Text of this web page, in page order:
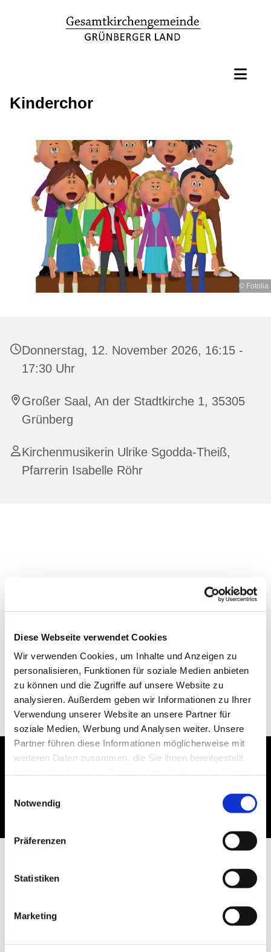
Diese Webseite verwendet Cookies
Wir verwenden Cookies, um Inhalte und Anzeigen zu
personalisieren, Funktionen für soziale Medien anbieten
zu können und die Zugriffe auf unsere Website zu
analysieren. Außerdem geben wir Informationen zu Ihrer
Verwendung unserer Website an unsere Partner für
soziale Medien, Werbung und Analysen weiter. Unsere
Partner führen diese Informationen möglicherweise mit
weiteren Daten zusammen, die Sie ihnen bereitgestellt
Notwendig
Präferenzen
Statistiken
Marketing
Kinderchor
© Fotolia
Donnerstag, 12. November 2026, 16:15 -
17:30 Uhr
Großer Saal, An der Stadtkirche 1, 35305
Grünberg
Kirchenmusikerin Ulrike Sgodda-Theiß,
Pfarrerin Isabelle Röhr
Dies könnte Sie auch